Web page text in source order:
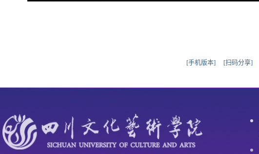
[手机版本] [扫码分享]